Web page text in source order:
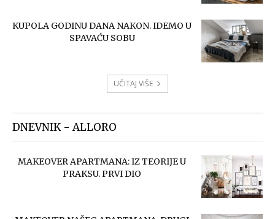
KUPOLA GODINU DANA NAKON. IDEMO U
SPAVAĆU SOBU
UČITAJ VIŠE
DNEVNIK - ALLORO
MAKEOVER APARTMANA: IZ TEORIJE U
PRAKSU. PRVI DIO